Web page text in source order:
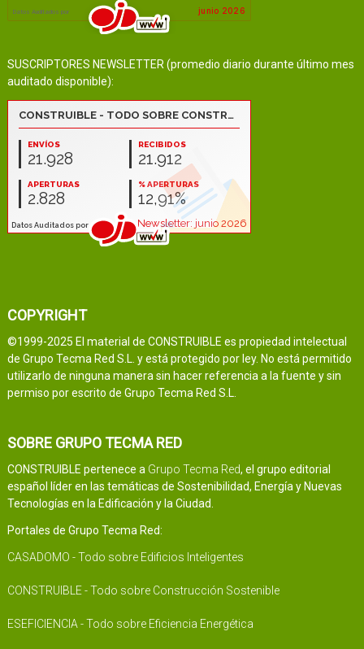
SUSCRIPTORES NEWSLETTER (promedio diario durante último mes
auditado disponible):
COPYRIGHT
©1999-2025 El material de CONSTRUIBLE es propiedad intelectual
de Grupo Tecma Red S.L. y está protegido por ley. No está permitido
utilizarlo de ninguna manera sin hacer referencia a la fuente y sin
permiso por escrito de Grupo Tecma Red S.L.
SOBRE GRUPO TECMA RED
CONSTRUIBLE pertenece a Grupo Tecma Red, el grupo editorial
español líder en las temáticas de Sostenibilidad, Energía y Nuevas
Tecnologías en la Edificación y la Ciudad.
Portales de Grupo Tecma Red:
CASADOMO - Todo sobre Edificios Inteligentes
CONSTRUIBLE - Todo sobre Construcción Sostenible
ESEFICIENCIA - Todo sobre Eficiencia Energética